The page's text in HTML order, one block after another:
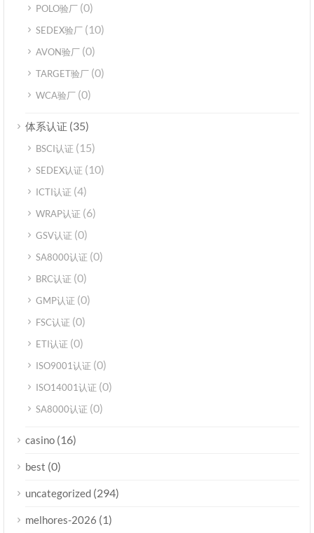
POLO验厂 (0)
SEDEX验厂 (10)
AVON验厂 (0)
TARGET验厂 (0)
WCA验厂 (0)
体系认证 (35)
BSCI认证 (15)
SEDEX认证 (10)
ICTI认证 (4)
WRAP认证 (6)
GSV认证 (0)
SA8000认证 (0)
BRC认证 (0)
GMP认证 (0)
FSC认证 (0)
ETI认证 (0)
ISO9001认证 (0)
ISO14001认证 (0)
SA8000认证 (0)
casino (16)
best (0)
uncategorized (294)
melhores-2026 (1)